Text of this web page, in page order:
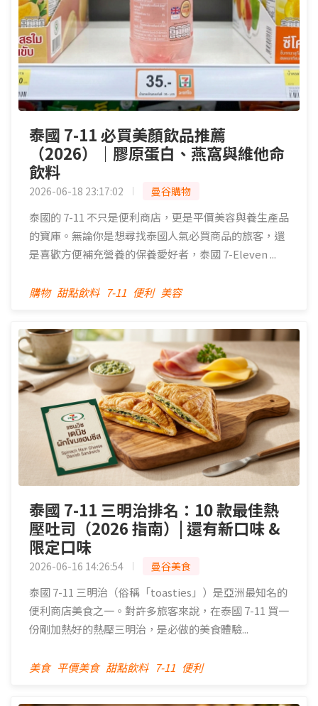
泰國 7-11 必買美顏飲品推薦
（2026）｜膠原蛋白、燕窩與維他命
飲料
2026-06-18 23:17:02 曼谷購物
泰國的 7-11 不只是便利商店，更是平價美容與養生產品
的寶庫。無論你是想尋找泰國人氣必買商品的旅客，還
是喜歡方便補充營養的保養愛好者，泰國 7-Eleven ...
購物 甜點飲料 7-11 便利 美容
泰國 7-11 三明治排名：10 款最佳熱
壓吐司（2026 指南）| 還有新口味 &
限定口味
2026-06-16 14:26:54 曼谷美食
泰國 7-11 三明治（俗稱「toasties」）是亞洲最知名的
便利商店美食之一。對許多旅客來說，在泰國 7-11 買一
份剛加熱好的熱壓三明治，是必做的美食體驗...
美食 平價美食 甜點飲料 7-11 便利